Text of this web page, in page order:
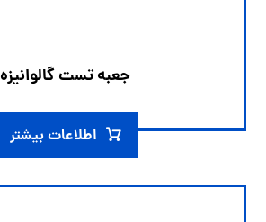
جعبه تست گالوانیزه
اطلاعات بیشتر